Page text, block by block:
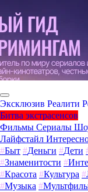
Эксклюзив Реалити
Битва экстрасенсов
Фильмы Сериалы
Лайфстайл
#Быт #Деньги #Дети
#Знаменитости #
#Красота #Культура #
#Музыка #